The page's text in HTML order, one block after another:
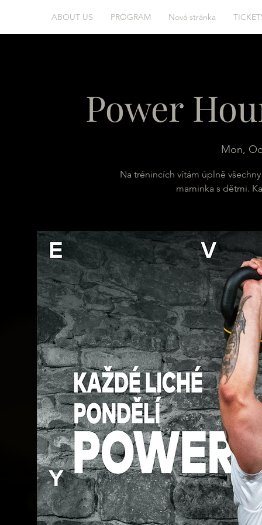
ABOUT US PROGRAM Nová stránka
Power
Mon,
Na trénincích vítám úplně
maminka s dětmi.